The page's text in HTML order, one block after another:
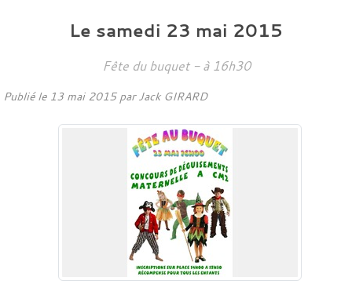
Le samedi 23 mai 2015
Fête du buquet - à 16h30
Publié le 13 mai 2015par Jack GIRARD